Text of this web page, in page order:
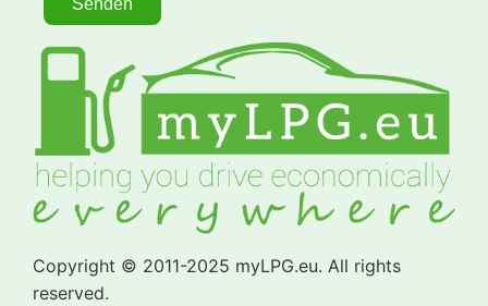
Copyright © 2011-2025 myLPG.eu. All rights
reserved.